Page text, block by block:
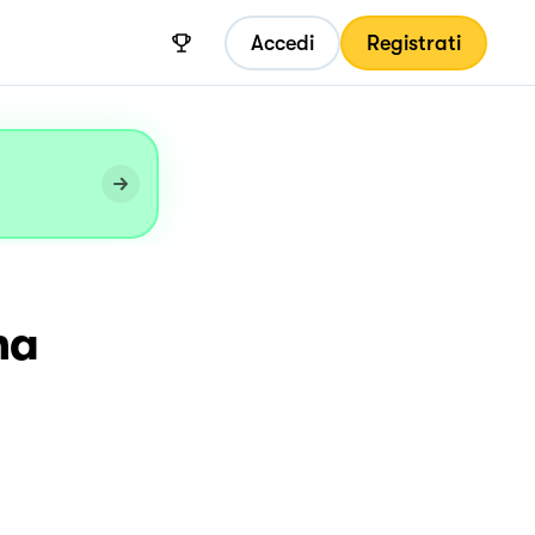
Accedi Registrati